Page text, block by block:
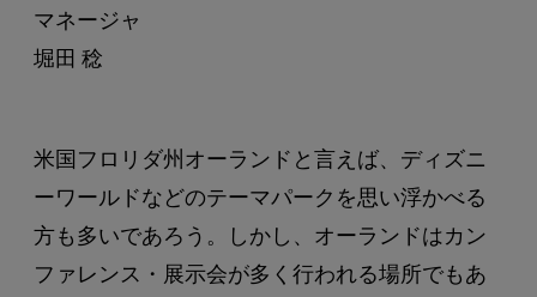
マネージャ
堀田 稔
米国フロリダ州オーランドと言えば、ディズニ
ーワールドなどのテーマパークを思い浮かべる
方も多いであろう。しかし、オーランドはカン
ファレンス・展示会が多く行われる場所でもあ